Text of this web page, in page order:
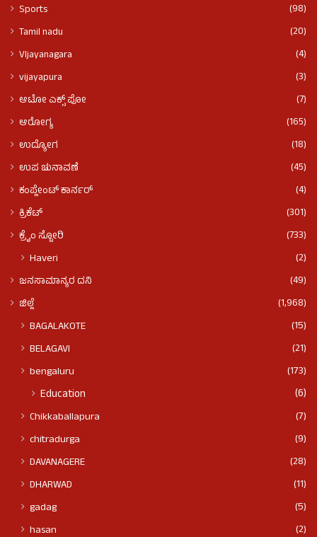
Sports
(98)
Tamil nadu
(20)
VIjayanagara
(4)
vijayapura
(3)
ಆಟೋ ಎಕ್ಸ್ ಪೋ
(7)
ಆರೋಗ್ಯ
(165)
ಉದ್ಯೋಗ
(18)
ಉಪ ಚುನಾವಣೆ
(45)
ಕಂಪ್ಲೇಂಟ್ ಕಾರ್ನರ್
(4)
ಕ್ರಿಕೆಟ್
(301)
ಕ್ರೈಂ ಸ್ಟೋರಿ
(733)
Haveri (2)
ಜನಸಾಮಾನ್ಯರ ದನಿ
(49)
ಜಿಲ್ಲೆ
(1,968)
BAGALAKOTE
(15)
BELAGAVI
(21)
bengaluru
(173)
Education (6)
Chikkaballapura
(7)
chitradurga
(9)
DAVANAGERE
(28)
DHARWAD
(11)
gadag
(5)
hasan
(2)